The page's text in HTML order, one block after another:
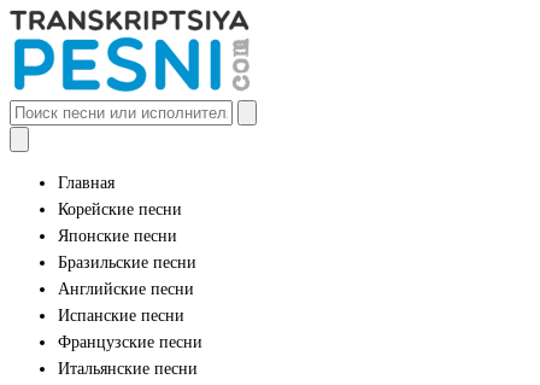
Главная
Корейские песни
Японские песни
Бразильские песни
Английские песни
Испанские песни
Французские песни
Итальянские песни